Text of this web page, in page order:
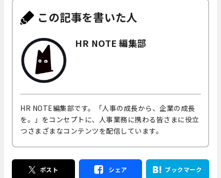
この記事を書いた人
HR NOTE 編集部
HR NOTE編集部です。「人事の成長から、企業の成長
を。」をコンセプトに、人事業務に携わる皆さまに役立
つさまざまなコンテンツを配信しています。
ポスト シェア ブックマーク